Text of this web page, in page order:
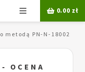
Menu 0.00 zł
metodą PN-N-18002
OCENA